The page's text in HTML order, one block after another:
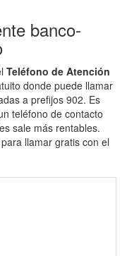
banco-
Teléfono de Atención
donde puede llamar
a prefijos 902. Es
teléfono de contacto
sale más rentables.
llamar gratis con el